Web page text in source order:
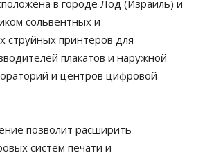
в городе Лод (Израиль) и
сольвентных и
струйных принтеров для
плакатов и наружной
и центров цифровой
позволит расширить
систем печати и